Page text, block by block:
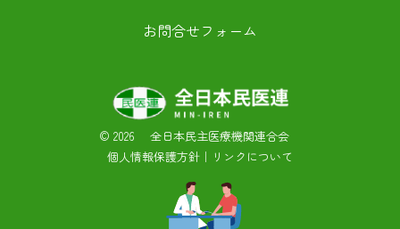
お問合せフォーム
© 2026 全日本民主医療機関連合会
個人情報保護方針 ｜ リンクについて